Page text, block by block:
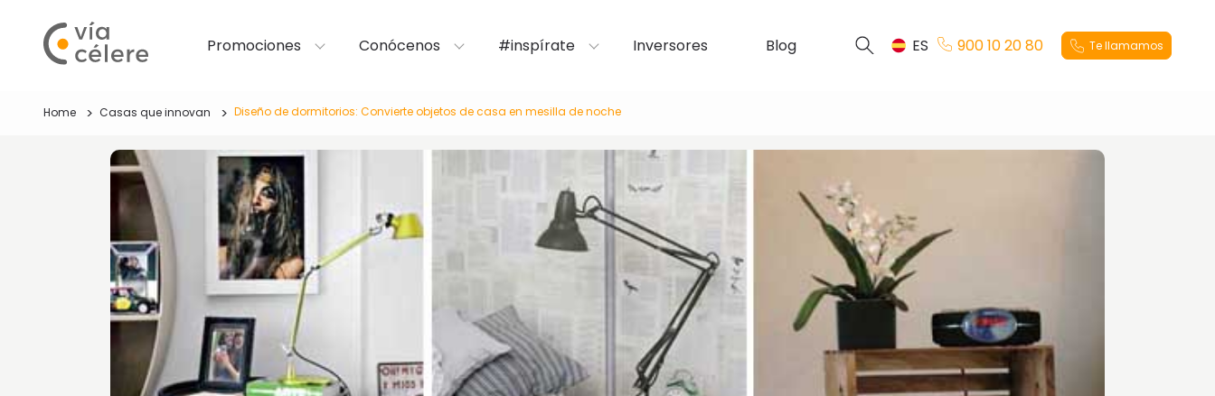
Promociones Conócenos #inspírate Inversores Blog ES 900 10 20 80 Te llamamos
Home Casas que innovan Diseño de dormitorios: Convierte objetos de casa en mesilla de noche